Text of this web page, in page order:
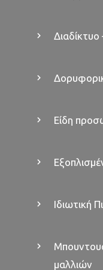
Είδη
Ιδιωτική
μαλλιών